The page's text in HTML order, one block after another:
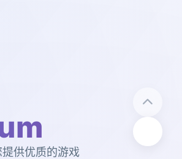
供优质的游戏